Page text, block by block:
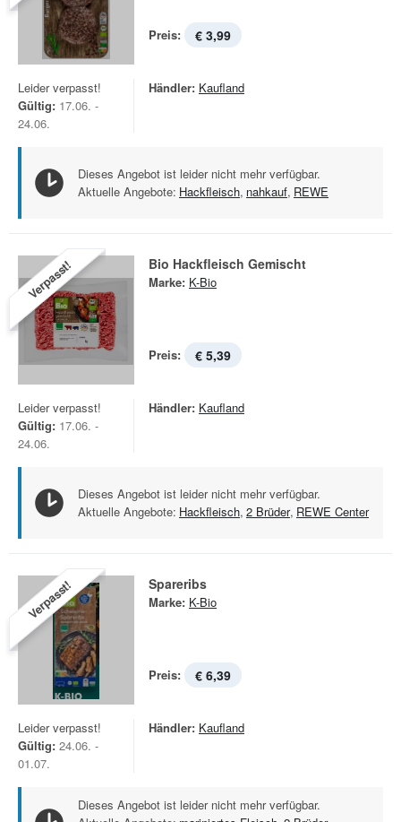
Preis: € 3,99
Leider verpasst!
Gültig: 17.06. -
24.06.
Händler: Kaufland
Dieses Angebot ist leider nicht mehr verfügbar.
Aktuelle Angebote: Hackfleisch, nahkauf, REWE
Verpasst! Bio Hackfleisch Gemischt
Marke: K-Bio
Preis: € 5,39
Leider verpasst!
Gültig: 17.06. -
24.06.
Händler: Kaufland
Dieses Angebot ist leider nicht mehr verfügbar.
Aktuelle Angebote: Hackfleisch, 2 Brüder, REWE Center
Verpasst! Spareribs
Marke: K-Bio
Preis: € 6,39
Leider verpasst!
Gültig: 24.06. -
01.07.
Händler: Kaufland
Dieses Angebot ist leider nicht mehr verfügbar.